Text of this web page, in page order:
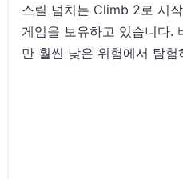
스릴 넘치는 Climb 2로 시
게임을 보유하고 있습니다.
만 훨씬 낮은 위험에서 탐